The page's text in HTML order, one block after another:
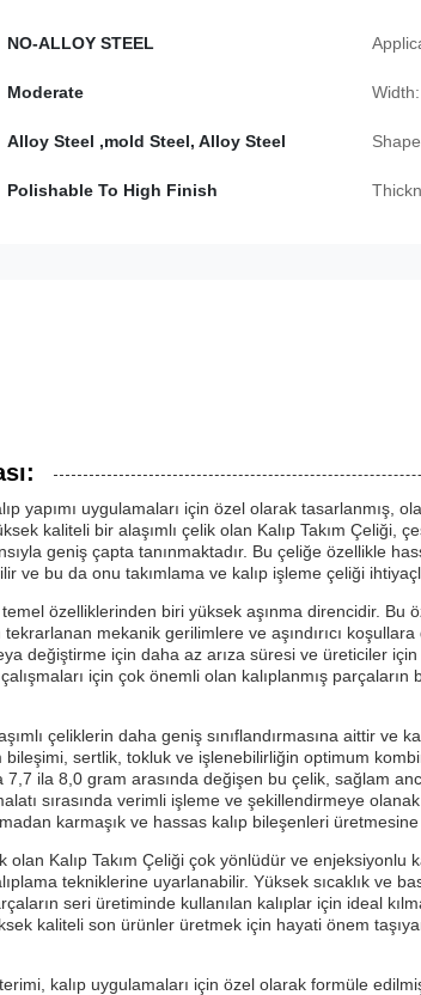
NO-ALLOY STEEL
Moderate Width:
Alloy Steel ,mold Steel, Alloy Steel
Polishable To High Finish
yapımı uygulamaları için özel olarak tasarlanmış,
kaliteli bir alaşımlı çelik olan Kalıp Takım Çeliği,
geniş çapta tanınmaktadır. Bu çeliğe özellikle
ve bu da onu takımlama ve kalıp işleme çeliği
temel özelliklerinden biri yüksek aşınma direncidir. Bu
tekrarlanan mekanik gerilimlere ve aşındırıcı
değiştirme için daha az arıza süresi ve üreticiler için
için çok önemli olan kalıplanmış
çeliklerin daha geniş sınıflandırmasına aittir ve
bileşimi, sertlik, tokluk ve işlenebilirliğin optimum
7,7 ila 8,0 gram arasında değişen bu çelik, sağlam
sırasında verimli işleme ve şekillendirmeye
karmaşık ve hassas kalıp bileşenleri üretmesine
olan Kalıp Takım Çeliği çok yönlüdür ve enjeksiyonlu
tekniklerine uyarlanabilir. Yüksek sıcaklık ve
seri üretiminde kullanılan kalıplar için ideal
kaliteli son ürünler üretmek için hayati önem
terimi, kalıp uygulamaları için özel olarak formüle